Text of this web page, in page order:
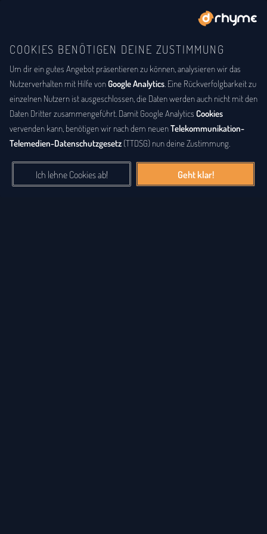
COOKIES BENÖTIGEN DEINE ZUSTIMMUNG
Um dir ein gutes Angebot präsentieren zu können, analysieren wir das
Nutzerverhalten mit Hilfe vonGoogle Analytics. Eine Rückverfolgbarkeit zu
einzelnen Nutzern ist ausgeschlossen, die Daten werden auch nicht mit den
Daten Dritter zusammengeführt. Damit Google Analytics Cookies
vervenden kann, benötigen wir nach dem neuenTelekommunikation-
Telemedien-Datenschutzgesetz (TTDSG) nun deine Zustimmung.
Ich lehne Cookies ab! Geht klar!